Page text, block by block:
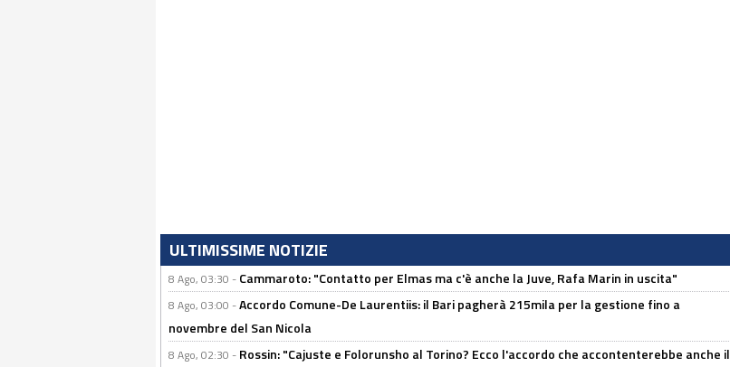
ULTIMISSIME NOTIZIE
8 Ago, 03:30 - Cammaroto: "Contatto per Elmas ma c'è anche la Juve, Rafa Marin in uscita"
8 Ago, 03:00 -Accordo Comune-De Laurentiis: il Bari pagherà 215mila per la gestione fino a
novembre del San Nicola
8 Ago, 02:30 - Rossin: "Cajuste e Folorunsho al Torino? Ecco l'accordo che accontenterebbe anche il